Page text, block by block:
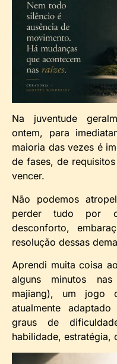
Na juventude
ontem, para
maioria das vezes é
de fases, de
vencer.
Não podemos
perder tudo por
desconforto,
resolução dessas
Aprendi muita coisa
alguns minutos
majiang), um jogo
atualmente
graus de
habilidade, estratégia,